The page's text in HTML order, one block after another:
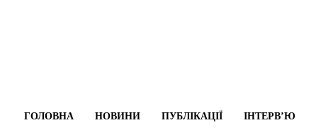
ГОЛОВНА НОВИНИ ПУБЛІКАЦІЇ ІНТЕРВʼЮ